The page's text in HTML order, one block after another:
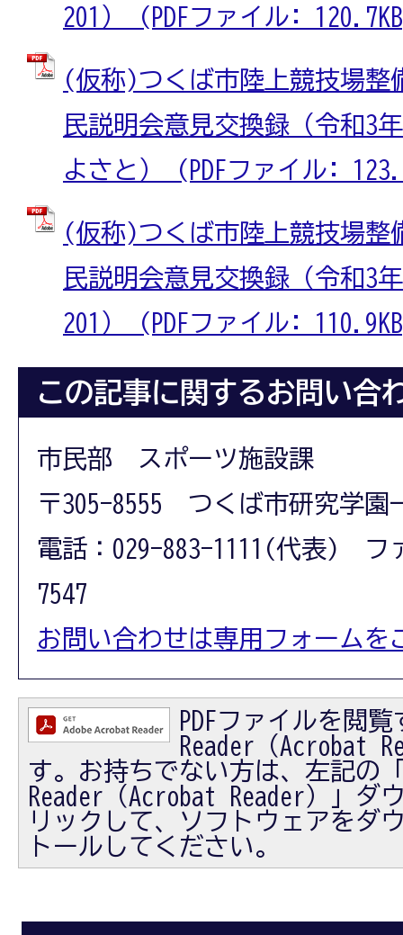
201） (PDFファイル:
(仮称)つくば市陸上競技場整
民説明会意見交換録（令和3
よさと） (PDFファイル:
(仮称)つくば市陸上競技場整
民説明会意見交換録（令和3
201） (PDFファイル:
この記事に関するお問い合
市民部 スポーツ施設課
〒305-8555 つくば市研究学園
電話：029-883-1111(代表) フ
7547
お問い合わせは専用フォームを
PDFファイルを閲
Reader（Acrobat
す。お持ちでない方は、左記の
Reader（Acrobat Reader）」ダ
リックして、ソフトウェアをダ
トールしてください。